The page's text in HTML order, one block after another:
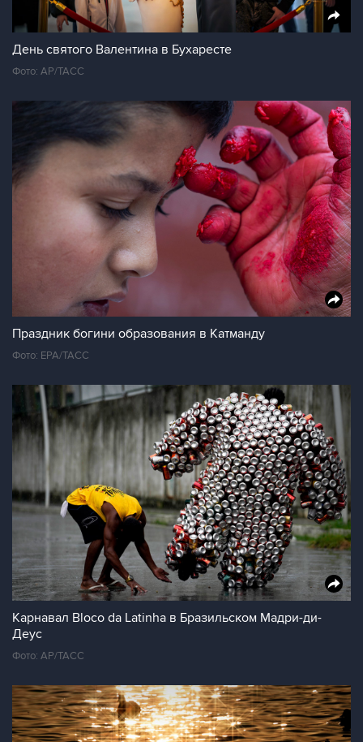
День святого Валентина в Бухаресте
Фото: АР/ТАСС
Праздник богини образования в Катманду
Фото: ЕРА/ТАСС
Карнавал Bloco da Latinha в Бразильском Мадри-ди-
Деус
Фото: АР/ТАСС